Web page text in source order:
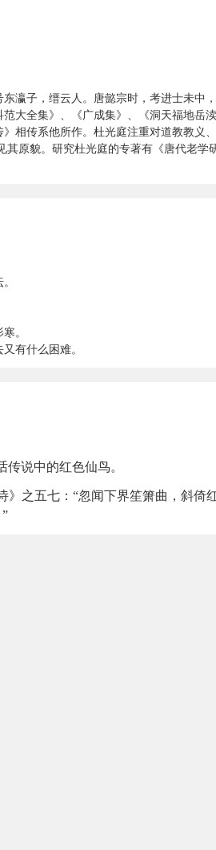
瀛子，缙云人。唐懿宗时，考进士未中
大全集》、《广成集》、《洞天福地岳
相传系他所作。杜光庭注重对道教教义
其原貌。研究杜光庭的专著有《唐代老
。
有什么困难。
传说中的红色仙鸟。
》之五七：“忽闻下界笙箫曲，斜